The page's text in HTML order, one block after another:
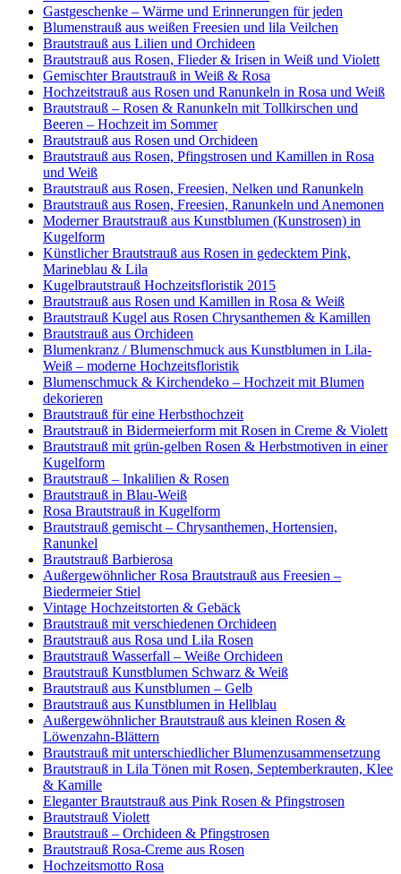
Gastgeschenke – Wärme und Erinnerungen für jeden
Blumenstrauß aus weißen Freesien und lila Veilchen
Brautstrauß aus Lilien und Orchideen
Brautstrauß aus Rosen, Flieder & Irisen in Weiß und Violett
Gemischter Brautstrauß in Weiß & Rosa
Hochzeitstrauß aus Rosen und Ranunkeln in Rosa und Weiß
Brautstrauß – Rosen & Ranunkeln mit Tollkirschen und
Beeren – Hochzeit im Sommer
Brautstrauß aus Rosen und Orchideen
Brautstrauß aus Rosen, Pfingstrosen und Kamillen in Rosa
und Weiß
Brautstrauß aus Rosen, Freesien, Nelken und Ranunkeln
Brautstrauß aus Rosen, Freesien, Ranunkeln und Anemonen
Moderner Brautstrauß aus Kunstblumen (Kunstrosen) in
Kugelform
Künstlicher Brautstrauß aus Rosen in gedecktem Pink,
Marineblau & Lila
Kugelbrautstrauß Hochzeitsfloristik 2015
Brautstrauß aus Rosen und Kamillen in Rosa & Weiß
Brautstrauß Kugel aus Rosen Chrysanthemen & Kamillen
Brautstrauß aus Orchideen
Blumenkranz / Blumenschmuck aus Kunstblumen in Lila-
Weiß – moderne Hochzeitsfloristik
Blumenschmuck & Kirchendeko – Hochzeit mit Blumen
dekorieren
Brautstrauß für eine Herbsthochzeit
Brautstrauß in Bidermeierform mit Rosen in Creme & Violett
Brautstrauß mit grün-gelben Rosen & Herbstmotiven in einer
Kugelform
Brautstrauß – Inkalilien & Rosen
Brautstrauß in Blau-Weiß
Rosa Brautstrauß in Kugelform
Brautstrauß gemischt – Chrysanthemen, Hortensien,
Ranunkel
Brautstrauß Barbierosa
Außergewöhnlicher Rosa Brautstrauß aus Freesien –
Biedermeier Stiel
Vintage Hochzeitstorten & Gebäck
Brautstrauß mit verschiedenen Orchideen
Brautstrauß aus Rosa und Lila Rosen
Brautstrauß Wasserfall – Weiße Orchideen
Brautstrauß Kunstblumen Schwarz & Weiß
Brautstrauß aus Kunstblumen – Gelb
Brautstrauß aus Kunstblumen in Hellblau
Außergewöhnlicher Brautstrauß aus kleinen Rosen &
Löwenzahn-Blättern
Brautstrauß mit unterschiedlicher Blumenzusammensetzung
Brautstrauß in Lila Tönen mit Rosen, Septemberkrauten, Klee
& Kamille
Eleganter Brautstrauß aus Pink Rosen & Pfingstrosen
Brautstrauß Violett
Brautstrauß – Orchideen & Pfingstrosen
Brautstrauß Rosa-Creme aus Rosen
Hochzeitsmotto Rosa